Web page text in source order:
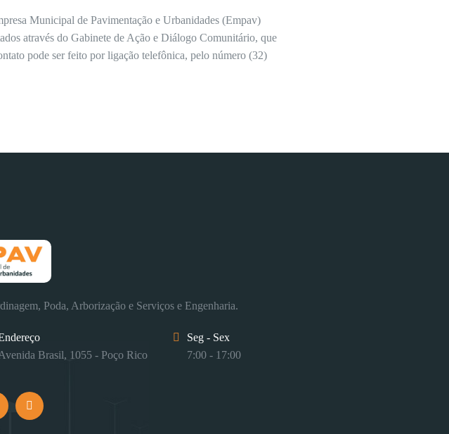
Municipal de Pavimentação e Urbanidades (Empav)
através do Gabinete de Ação e Diálogo Comunitário, que
pode ser feito por ligação telefônica, pelo número (32)
Poda, Arborização e Serviços e Engenharia.
Brasil, 1055 - Poço Rico
Seg - Sex
7:00 - 17:00